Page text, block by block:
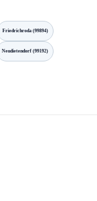
Friedrichroda (99894)
Neudietendorf (99192)